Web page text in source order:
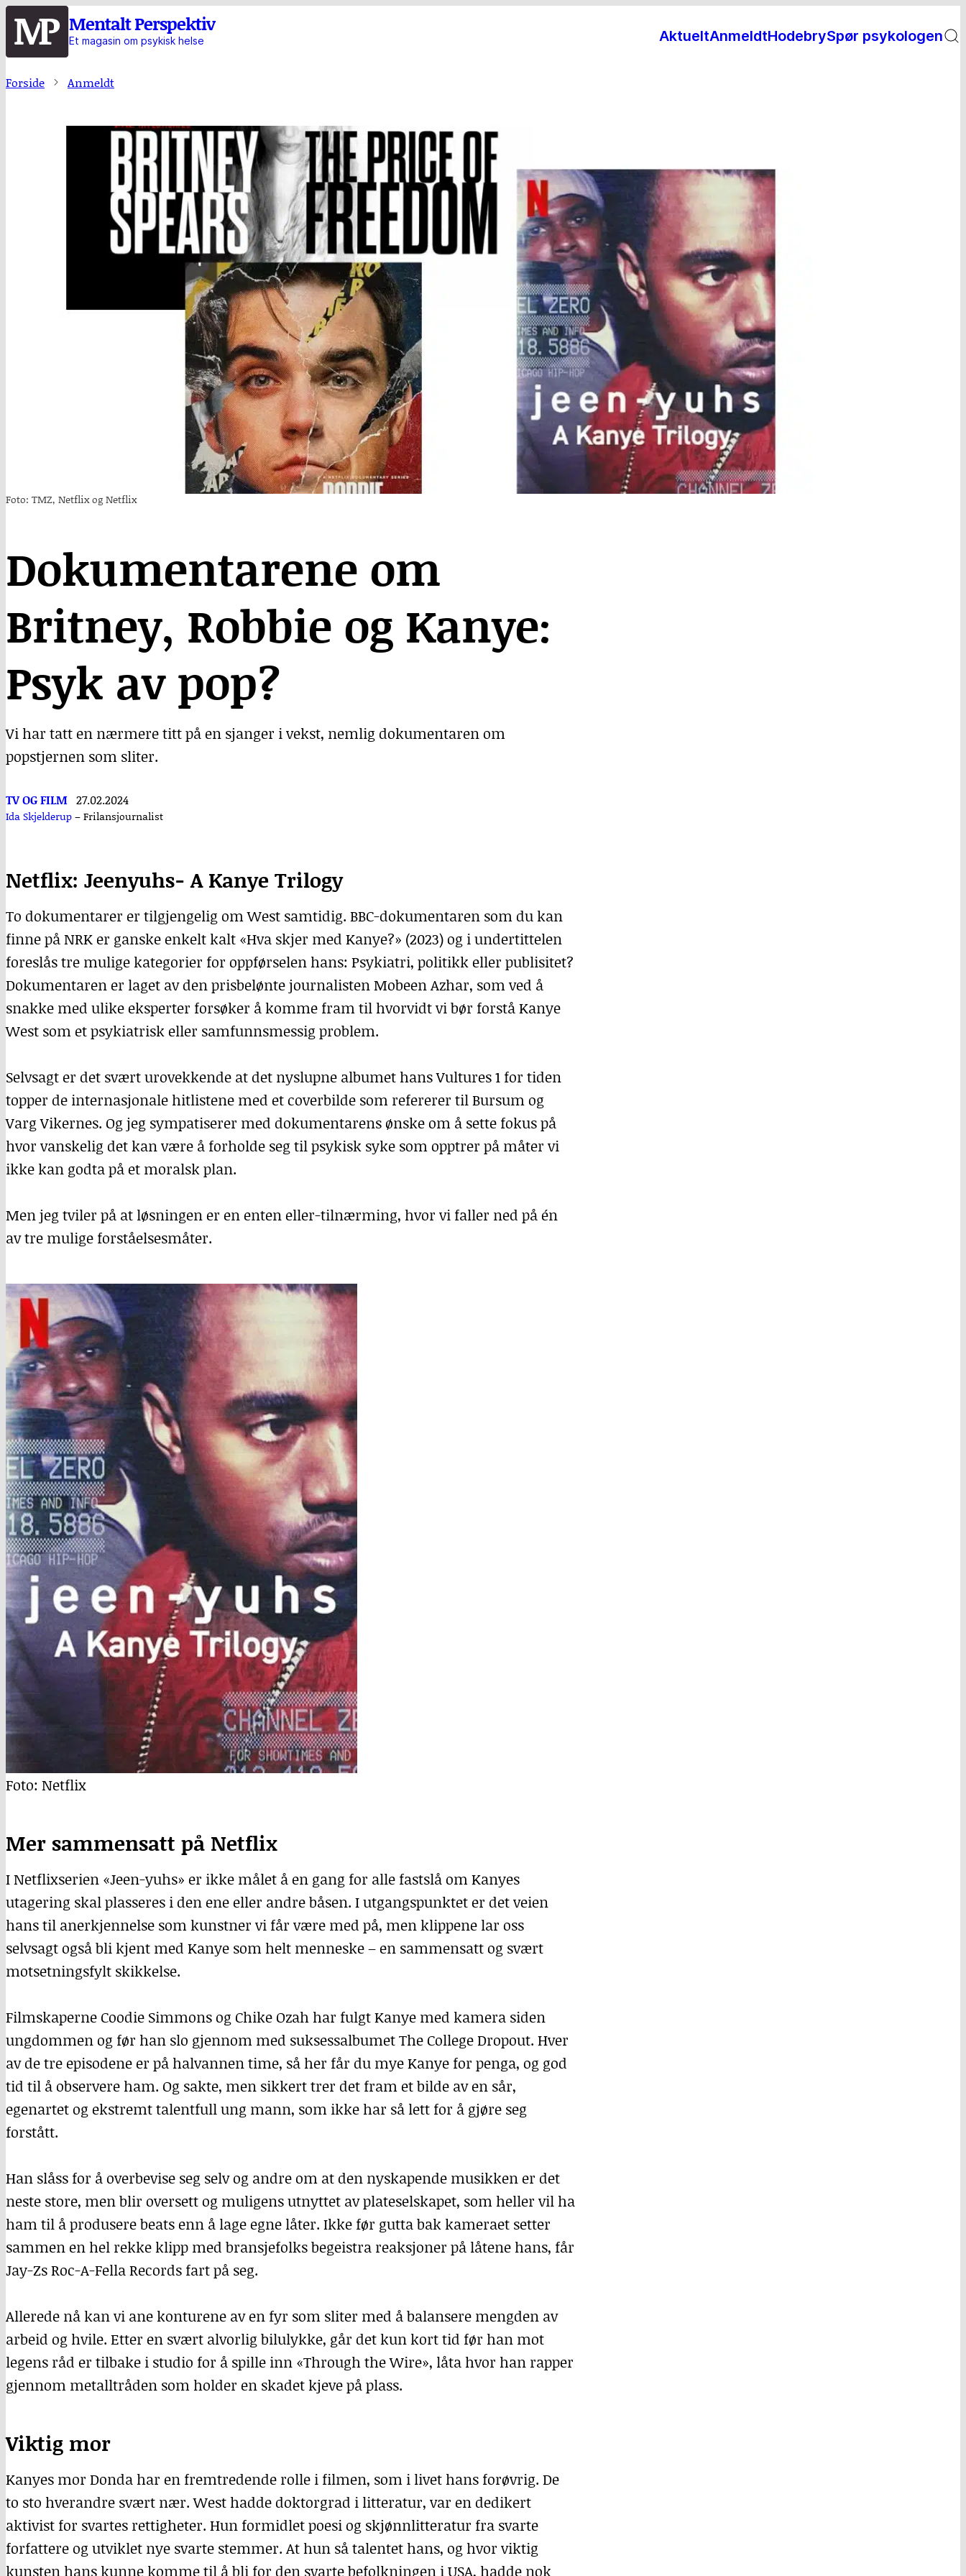
Hopp
til
hovedinnhold
Mentalt Perspektiv
Et magasin om psykisk helse AktueltAnmeldtHodebrySpør psykologen
Forside Anmeldt
Foto: TMZ, Netflix og Netflix
Dokumentarene om
Britney, Robbie og Kanye:
Psyk av pop?
Vi har tatt en nærmere titt på en sjanger i vekst, nemlig dokumentaren om
popstjernen som sliter.
TV OG FILM 27.02.2024
Ida Skjelderup–Frilansjournalist
Netflix: Jeenyuhs- A Kanye Trilogy
To dokumentarer er tilgjengelig om West samtidig. BBC-dokumentaren som du kan
finne på NRK er ganske enkelt kalt «Hva skjer med Kanye?» (2023) og i undertittelen
foreslås tre mulige kategorier for oppførselen hans: Psykiatri, politikk eller publisitet?
Dokumentaren er laget av den prisbelønte journalisten Mobeen Azhar, som ved å
snakke med ulike eksperter forsøker å komme fram til hvorvidt vi bør forstå Kanye
West som et psykiatrisk eller samfunnsmessig problem.
Selvsagt er det svært urovekkende at det nyslupne albumet hans Vultures 1 for tiden
topper de internasjonale hitlistene med et coverbilde som refererer til Bursum og
Varg Vikernes. Og jeg sympatiserer med dokumentarens ønske om å sette fokus på
hvor vanskelig det kan være å forholde seg til psykisk syke som opptrer på måter vi
ikke kan godta på et moralsk plan.
Men jeg tviler på at løsningen er en enten eller-tilnærming, hvor vi faller ned på én
av tre mulige forståelsesmåter.
Foto: Netflix
Mer sammensatt på Netflix
I Netflixserien «Jeen-yuhs» er ikke målet å en gang for alle fastslå om Kanyes
utagering skal plasseres i den ene eller andre båsen. I utgangspunktet er det veien
hans til anerkjennelse som kunstner vi får være med på, men klippene lar oss
selvsagt også bli kjent med Kanye som helt menneske – en sammensatt og svært
motsetningsfylt skikkelse.
Filmskaperne Coodie Simmons og Chike Ozah har fulgt Kanye med kamera siden
ungdommen og før han slo gjennom med suksessalbumet The College Dropout. Hver
av de tre episodene er på halvannen time, så her får du mye Kanye for penga, og god
tid til å observere ham. Og sakte, men sikkert trer det fram et bilde av en sår,
egenartet og ekstremt talentfull ung mann, som ikke har så lett for å gjøre seg
forstått.
Han slåss for å overbevise seg selv og andre om at den nyskapende musikken er det
neste store, men blir oversett og muligens utnyttet av plateselskapet, som heller vil ha
ham til å produsere beats enn å lage egne låter. Ikke før gutta bak kameraet setter
sammen en hel rekke klipp med bransjefolks begeistra reaksjoner på låtene hans, får
Jay-Zs Roc-A-Fella Records fart på seg.
Allerede nå kan vi ane konturene av en fyr som sliter med å balansere mengden av
arbeid og hvile. Etter en svært alvorlig bilulykke, går det kun kort tid før han mot
legens råd er tilbake i studio for å spille inn «Through the Wire», låta hvor han rapper
gjennom metalltråden som holder en skadet kjeve på plass.
Viktig mor
Kanyes mor Donda har en fremtredende rolle i filmen, som i livet hans forøvrig. De
to sto hverandre svært nær. West hadde doktorgrad i litteratur, var en dedikert
aktivist for svartes rettigheter. Hun formidlet poesi og skjønnlitteratur fra svarte
forfattere og utviklet nye svarte stemmer. At hun så talentet hans, og hvor viktig
kunsten hans kunne komme til å bli for den svarte befolkningen i USA, hadde nok